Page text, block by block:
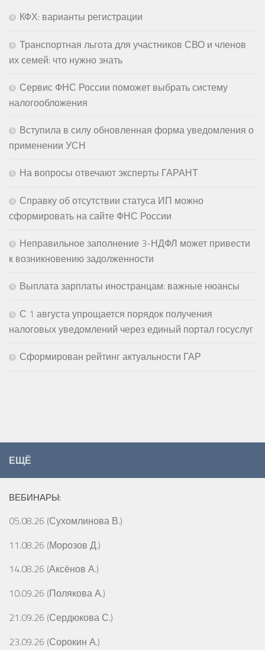
КФХ: варианты регистрации
Транспортная льгота для участников СВО и членов
их семей: что нужно знать
Сервис ФНС России поможет выбрать систему
налогообложения
Вступила в силу обновленная форма уведомления о
применении УСН
На вопросы отвечают эксперты ГАРАНТ
Справку об отсутствии статуса ИП можно
сформировать на сайте ФНС России
Неправильное заполнение 3-НДФЛ может привести
к возникновению задолженности
Выплата зарплаты иностранцам: важные нюансы
С 1 августа упрощается порядок получения
налоговых уведомлений через единый портал госуслуг
Сформирован рейтинг актуальности ГАР
ЕЩЁ
ВЕБИНАРЫ:
05.08.26 (Сухомлинова В.)
11.08.26 (Морозов Д.)
14.08.26 (Аксёнов А.)
10.09.26 (Полякова А.)
21.09.26 (Сердюкова С.)
23.09.26 (Сорокин А.)